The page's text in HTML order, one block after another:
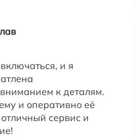
и я
к деталям.
и оперативно её
сервис и